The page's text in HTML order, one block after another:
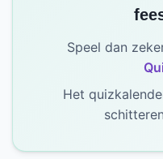
Speel dan
Het